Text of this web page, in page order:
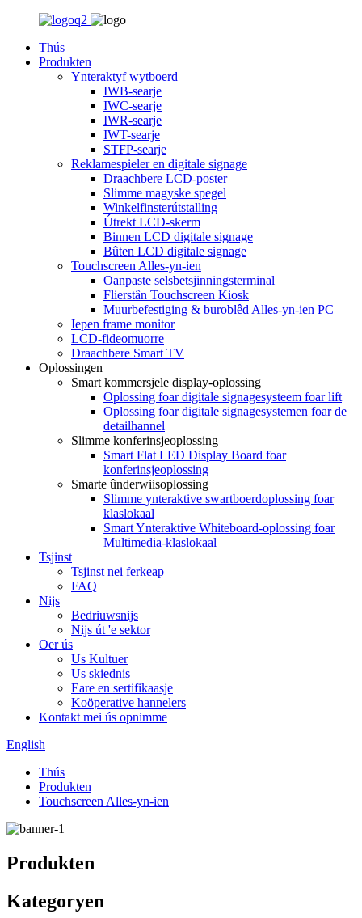
Thús
Produkten
Ynteraktyf wytboerd
IWB-searje
IWC-searje
IWR-searje
IWT-searje
STFP-searje
Reklamespieler en digitale signage
Draachbere LCD-poster
Slimme magyske spegel
Winkelfinsterútstalling
Útrekt LCD-skerm
Binnen LCD digitale signage
Bûten LCD digitale signage
Touchscreen Alles-yn-ien
Oanpaste selsbetsjinningsterminal
Flierstân Touchscreen Kiosk
Muurbefestiging & buroblêd Alles-yn-ien PC
Iepen frame monitor
LCD-fideomuorre
Draachbere Smart TV
Oplossingen
Smart kommersjele display-oplossing
Oplossing foar digitale signagesysteem foar lift
Oplossing foar digitale signagesystemen foar de
detailhannel
Slimme konferinsjeoplossing
Smart Flat LED Display Board foar
konferinsjeoplossing
Smarte ûnderwiisoplossing
Slimme ynteraktive swartboerdoplossing foar
klaslokaal
Smart Ynteraktive Whiteboard-oplossing foar
Multimedia-klaslokaal
Tsjinst
Tsjinst nei ferkeap
FAQ
Nijs
Bedriuwsnijs
Nijs út 'e sektor
Oer ús
Us Kultuer
Us skiednis
Eare en sertifikaasje
Koöperative hannelers
Kontakt mei ús opnimme
English
Thús
Produkten
Touchscreen Alles-yn-ien
Produkten
Kategoryen